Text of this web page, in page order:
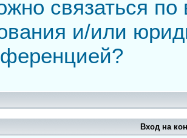
связаться по
и/или
Вход на